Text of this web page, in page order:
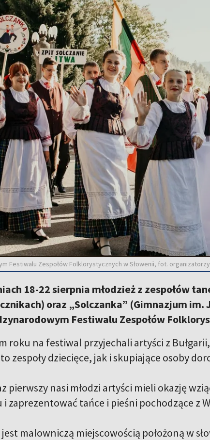
Festiwalu Zespołów Folklorystycznych w Słowenii, fot. organizatorzy
18-22 sierpnia młodzież z zespołów
oraz „Solczanka” (Gimnazjum
Festiwalu Zespołów
roku na festiwal przyjechali artyści z
to zespoły dziecięce, jak i skupiające osoby
pierwszy nasi młodzi artyści mieli okazję
i zaprezentować tańce i pieśni pochodzące z
jest malowniczą miejscowością położoną w